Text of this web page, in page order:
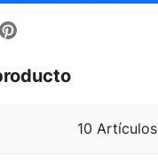
10 Artículos